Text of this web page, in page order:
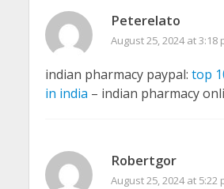
Peterelato
August 25, 2024 at 3:18
indian pharmacy paypal: top
in india – indian pharmacy
Robertgor
August 25, 2024 at 5:22